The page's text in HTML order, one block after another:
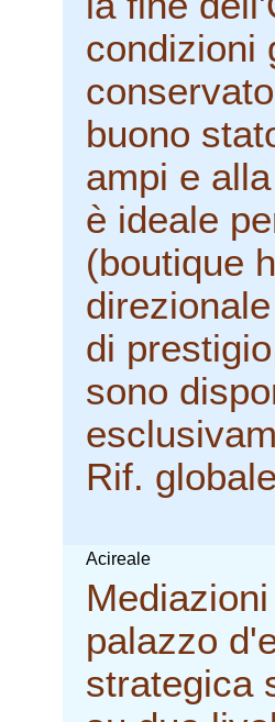
condizioni
buono
ampi e
è ideale
(boutique
di
sono
Rif.
Acireale
palazzo
strategica